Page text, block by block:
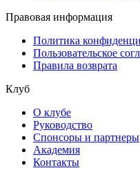
Правовая информация
Политика
Пользовательское
Правила возврата
Клуб
О клубе
Руководство
Спонсоры и партнеры
Академия
Контакты